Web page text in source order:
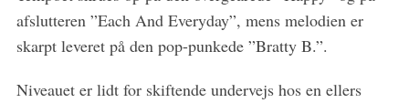
afslutteren ”Each And Everyday”, mens melodien er
skarpt leveret på den pop-punkede ”Bratty B.”.
Niveauet er lidt for skiftende undervejs hos en ellers